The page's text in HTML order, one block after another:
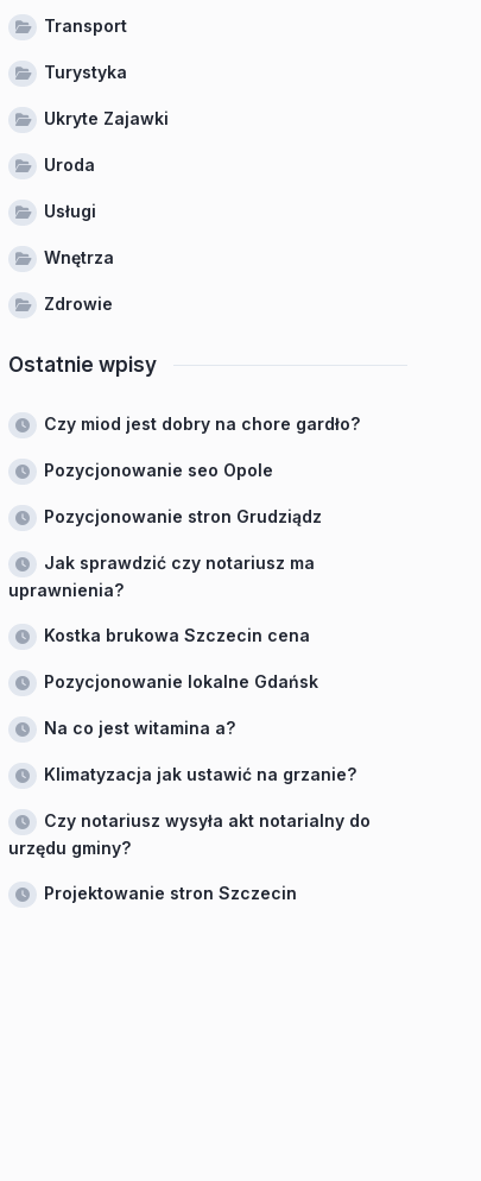
Transport
Turystyka
Ukryte Zajawki
Uroda
Usługi
Wnętrza
Zdrowie
Ostatnie wpisy
Czy miod jest dobry na chore gardło?
Pozycjonowanie seo Opole
Pozycjonowanie stron Grudziądz
Jak sprawdzić czy notariusz ma
uprawnienia?
Kostka brukowa Szczecin cena
Pozycjonowanie lokalne Gdańsk
Na co jest witamina a?
Klimatyzacja jak ustawić na grzanie?
Czy notariusz wysyła akt notarialny do
urzędu gminy?
Projektowanie stron Szczecin